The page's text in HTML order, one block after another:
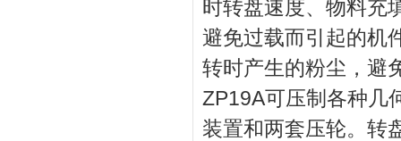
时转盘速度、物料充
避免过载而引起的机
转时产生的粉尘，避
ZP19A可压制各种几
装置和两套压轮。转